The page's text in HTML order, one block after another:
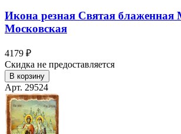
Икона резная Святая блаженная
Московская
4179 ₽
Скидка не предоставляется
В корзину
Арт. 29524